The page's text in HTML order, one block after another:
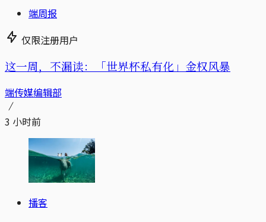
端周报
仅限注册用户
这一周，不漏读：「世界杯私有化」金权风暴
端传媒编辑部
3 小时前
播客